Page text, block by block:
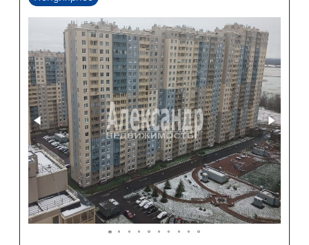
Задать вопрос Отправить заявку
ООО «АЛЕКСАНДР-НЕДВИЖИМОСТЬ» не является кредитной
организацией. Кредит предоставляется банками-
носит информационный характер и не является
точного расчета платежей по кредиту и предоставления
об условиях кредитования обратитесь к менеджерам нашей
(Санкт-Петербург ул. Боткинская д. 15 тел. +7(812) 200-4000 )